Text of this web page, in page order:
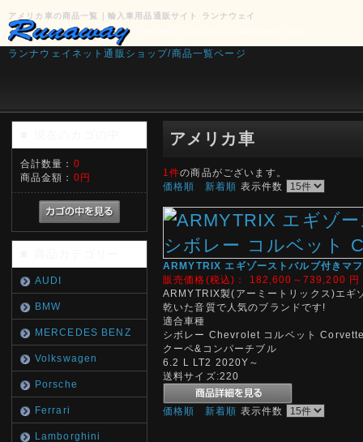
アメリカ車の商品一覧｜輸入車用品通販サイト ランナウェイ
ランナウェイネット通販ショップ/商品一覧ページ
合計数量： 0
商品金額： 0円
AUDI
BMW
MERCEDES BENZ
Volkswagen
Porsche
Ferrari
Lamborghini
アメリカ車
1件の商品がございます。
価格順
新着順 表示件数
ARMYTRIX エギゾーストバルブ付きマ
販売価格(税込)：
182,600～739,200 円
ARMYTRIX製(アーミートリックス)エギ
乾いた音質で人気のブランドです!
適合車種
シボレー Chevrolet コルベット
クーペ&コンパーチブル
6.2 L LT2 2020Y～
送料サイズ:220
価格順 新着順 表示件数